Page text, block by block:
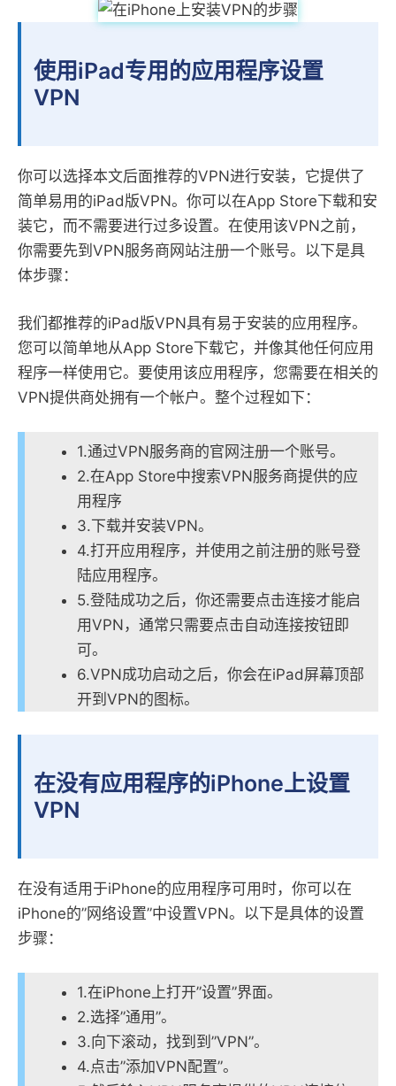
使用iPad专用的应用程序设置
VPN
你可以选择本文后面推荐的VPN进行安装，它提供了
简单易用的iPad版VPN。你可以在App Store下载和安
装它，而不需要进行过多设置。在使用该VPN之前，
你需要先到VPN服务商网站注册一个账号。以下是具
体步骤：
我们都推荐的iPad版VPN具有易于安装的应用程序。
您可以简单地从App Store下载它，并像其他任何应用
程序一样使用它。要使用该应用程序，您需要在相关的
VPN提供商处拥有一个帐户。整个过程如下：
1.通过VPN服务商的官网注册一个账号。
2.在App Store中搜索VPN服务商提供的应
用程序
3.下载并安装VPN。
4.打开应用程序，并使用之前注册的账号登
陆应用程序。
5.登陆成功之后，你还需要点击连接才能启
用VPN，通常只需要点击自动连接按钮即
可。
6.VPN成功启动之后，你会在iPad屏幕顶部
开到VPN的图标。
在没有应用程序的iPhone上设置
VPN
在没有适用于iPhone的应用程序可用时，你可以在
iPhone的”网络设置”中设置VPN。以下是具体的设置
步骤：
1.在iPhone上打开”设置”界面。
2.选择”通用”。
3.向下滚动，找到到”VPN”。
4.点击”添加VPN配置”。